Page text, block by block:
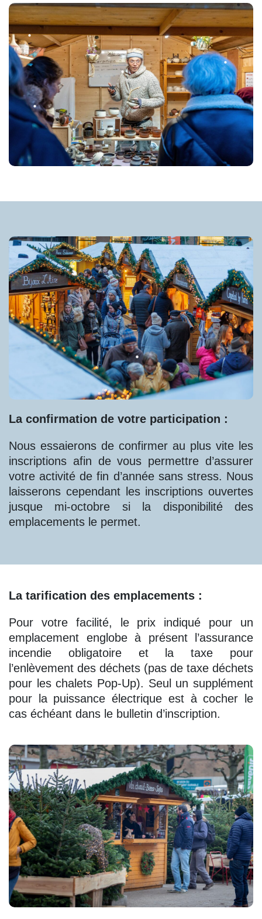
La confirmation de votre participation :
Nous essaierons de confirmer au plus vite les
inscriptions afin de vous permettre d’assurer
votre activité de fin d’année sans stress. Nous
laisserons cependant les inscriptions ouvertes
jusque mi-octobre si la disponibilité des
emplacements le permet.
La tarification des emplacements :
Pour votre facilité, le prix indiqué pour un
emplacement englobe à présent l’assurance
incendie obligatoire et la taxe pour
l’enlèvement des déchets (pas de taxe déchets
pour les chalets Pop-Up). Seul un supplément
pour la puissance électrique est à cocher le
cas échéant dans le bulletin d’inscription.